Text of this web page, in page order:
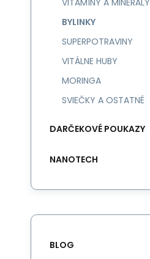
VITAMÍNY A MINERÁLY
BYLINKY
SUPERPOTRAVINY
VITÁLNE HUBY
MORINGA
SVIEČKY A OSTATNÉ
DARČEKOVÉ POUKAZY
NANOTECH
BLOG